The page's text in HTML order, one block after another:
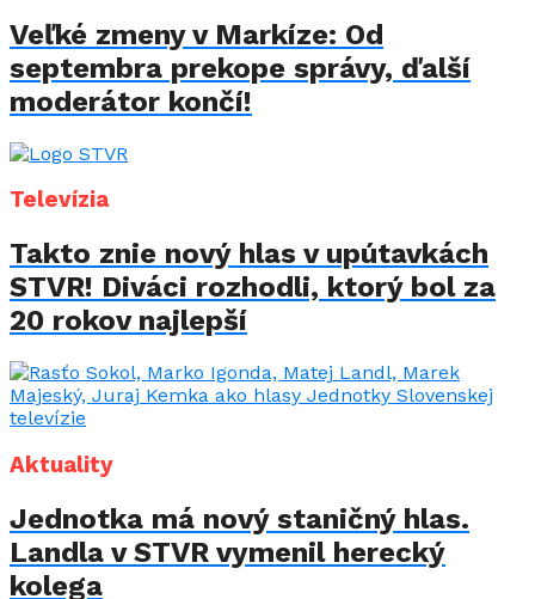
Veľké zmeny v Markíze: Od
septembra prekope správy, ďalší
moderátor končí!
Televízia
Takto znie nový hlas v upútavkách
STVR! Diváci rozhodli, ktorý bol za
20 rokov najlepší
Aktuality
Jednotka má nový staničný hlas.
Landla v STVR vymenil herecký
kolega